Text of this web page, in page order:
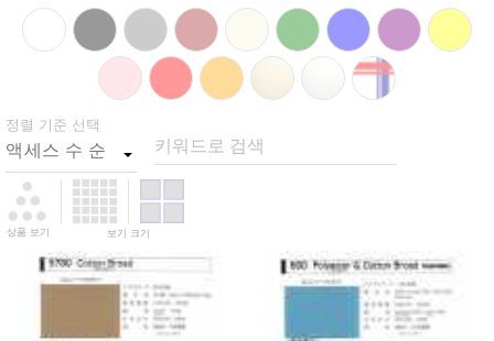
정렬 기준 선택
키워드로 검색
상품 보기 보기 크기